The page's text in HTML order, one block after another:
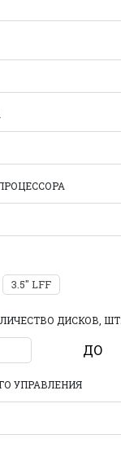
3.5" LFF
ДИСКОВ, ШТ.
ДО
УПРАВЛЕНИЯ